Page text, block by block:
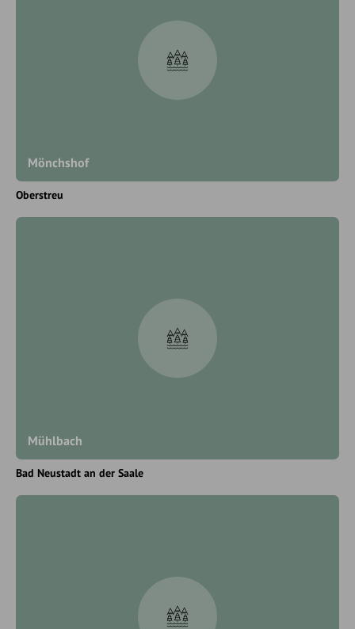
Mönchshof
Oberstreu
Mühlbach
Bad Neustadt an der Saale